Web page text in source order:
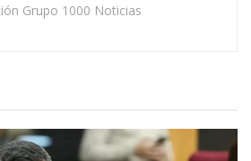
Grupo 1000 Noticias